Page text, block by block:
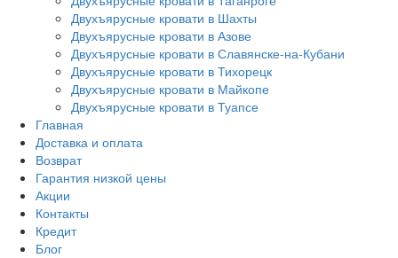
Двухъярусные кровати в Шахты
Двухъярусные кровати в Азове
Двухъярусные кровати в Славянске-на-Кубани
Двухъярусные кровати в Тихорецк
Двухъярусные кровати в Майкопе
Двухъярусные кровати в Туапсе
Главная
Доставка и оплата
Возврат
Гарантия низкой цены
Акции
Контакты
Кредит
Блог